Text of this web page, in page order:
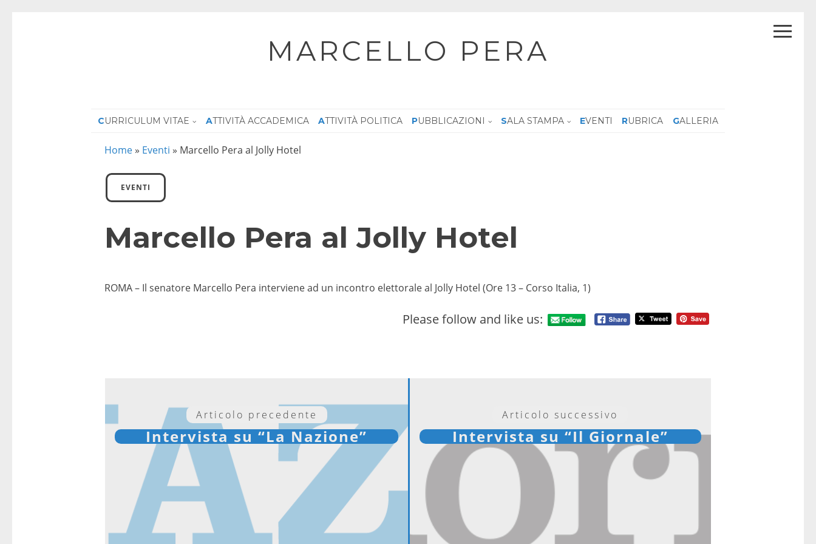
MARCELLO PERA
CURRICULUM VITAE ATTIVITÀ ACCADEMICA ATTIVITÀ POLITICA PUBBLICAZIONI SALA STAMPA EVENTI RUBRICA GALLERIA
Home » Eventi » Marcello Pera al Jolly Hotel
EVENTI
Marcello Pera al Jolly Hotel
ROMA – Il senatore Marcello Pera interviene ad un incontro elettorale al Jolly Hotel (Ore 13 – Corso Italia, 1)
Please follow and like us:
Articolo precedente
Intervista su “La Nazione”
Articolo successivo
Intervista su “Il Giornale”